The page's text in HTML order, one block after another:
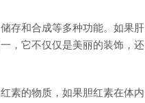
存和合成等多种功能。如果肝
，它不仅仅是美丽的装饰，还
素的物质，如果胆红素在体内